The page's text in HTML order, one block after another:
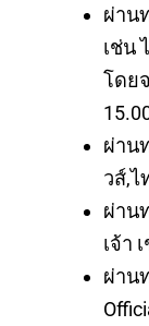
ผ่าน
เช่น
โดย
ผ่าน
วส์,ไ
ผ่าน
เจ้า
ผ่าน